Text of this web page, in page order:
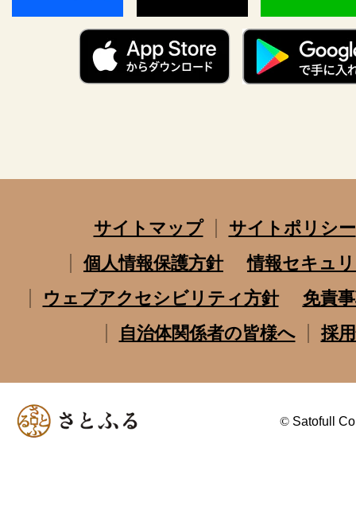
サイトマップ
サイトポリシー
個人情報保護方針
情報セキュ
ウェブアクセシビリティ方針
免責
自治体関係者の皆様へ
採
© Satofull